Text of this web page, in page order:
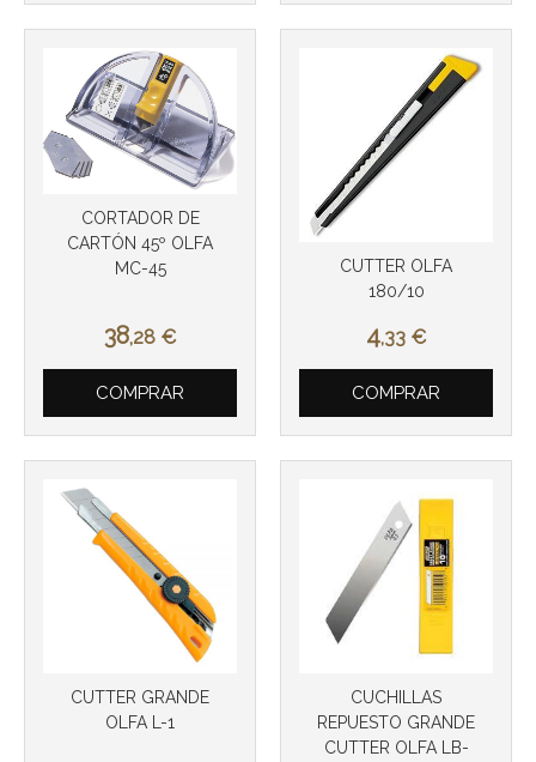
CORTADOR DE
CARTÓN 45º OLFA
MC-45
38,28 €
COMPRAR
CUTTER OLFA
180/10
4,33 €
COMPRAR
CUTTER GRANDE
OLFA L-1
CUCHILLAS
REPUESTO GRANDE
CUTTER OLFA LB-
Más info
Más info